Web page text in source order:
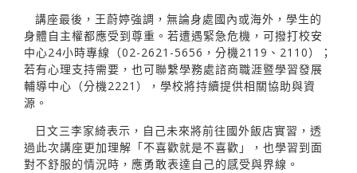
講座最後，王蔚婷強調，無論身處國內或海外，學生的
身體自主權都應受到尊重。若遭遇緊急危機，可撥打校安
中心24小時專線（02-2621-5656，分機2119、2110）；
若有心理支持需要，也可聯繫學務處諮商職涯暨學習發展
輔導中心（分機2221），學校將持續提供相關協助與資
源。
日文三李家綺表示，自己未來將前往國外飯店實習，透
過此次講座更加理解「不喜歡就是不喜歡」，也學習到面
對不舒服的情況時，應勇敢表達自己的感受與界線。